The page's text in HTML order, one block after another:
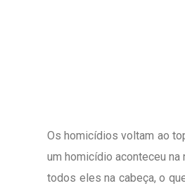
Os homicídios voltam ao
um homicídio aconteceu
todos eles na cabeça, o